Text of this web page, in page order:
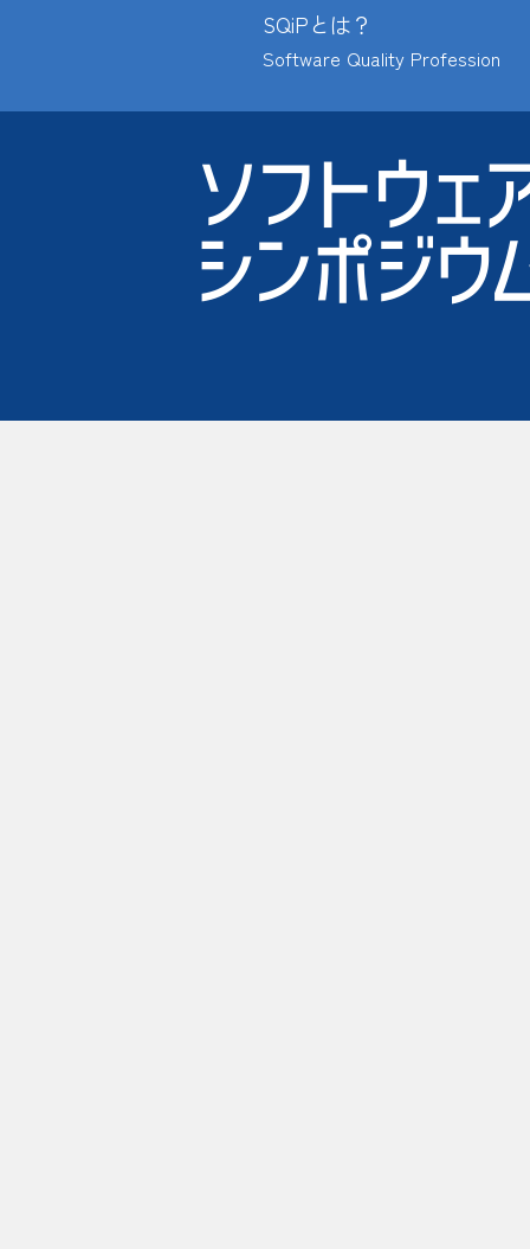
SQiPとは？
Software Quality Profession